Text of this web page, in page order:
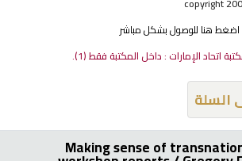
اضغط هنا للوصول بشكل مباشر
اتحاد الإمارات : داخل المكتبة فقط(1).
السلة
Making sense of